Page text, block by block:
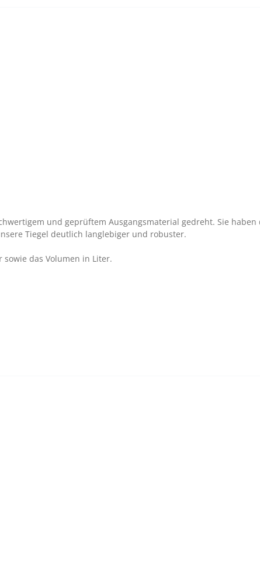
und geprüftem Ausgangsmaterial gedreht. Sie
Tiegel deutlich langlebiger und robuster.
sowie das Volumen in Liter.